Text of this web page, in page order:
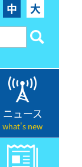
中 大
ニュース
what's new